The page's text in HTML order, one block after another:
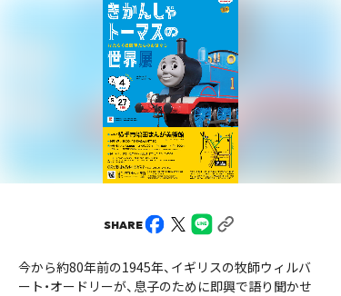
SHARE
今から約80年前の1945年、イギリスの牧師ウィルバ
ート・オードリーが、息子のために即興で語り聞かせ